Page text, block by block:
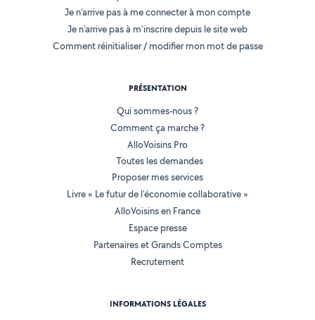
Je n'arrive pas à me connecter à mon compte
Je n'arrive pas à m'inscrire depuis le site web
Comment réinitialiser / modifier mon mot de passe
PRÉSENTATION
Qui sommes-nous ?
Comment ça marche ?
AlloVoisins Pro
Toutes les demandes
Proposer mes services
Livre « Le futur de l'économie collaborative »
AlloVoisins en France
Espace presse
Partenaires et Grands Comptes
Recrutement
INFORMATIONS LÉGALES